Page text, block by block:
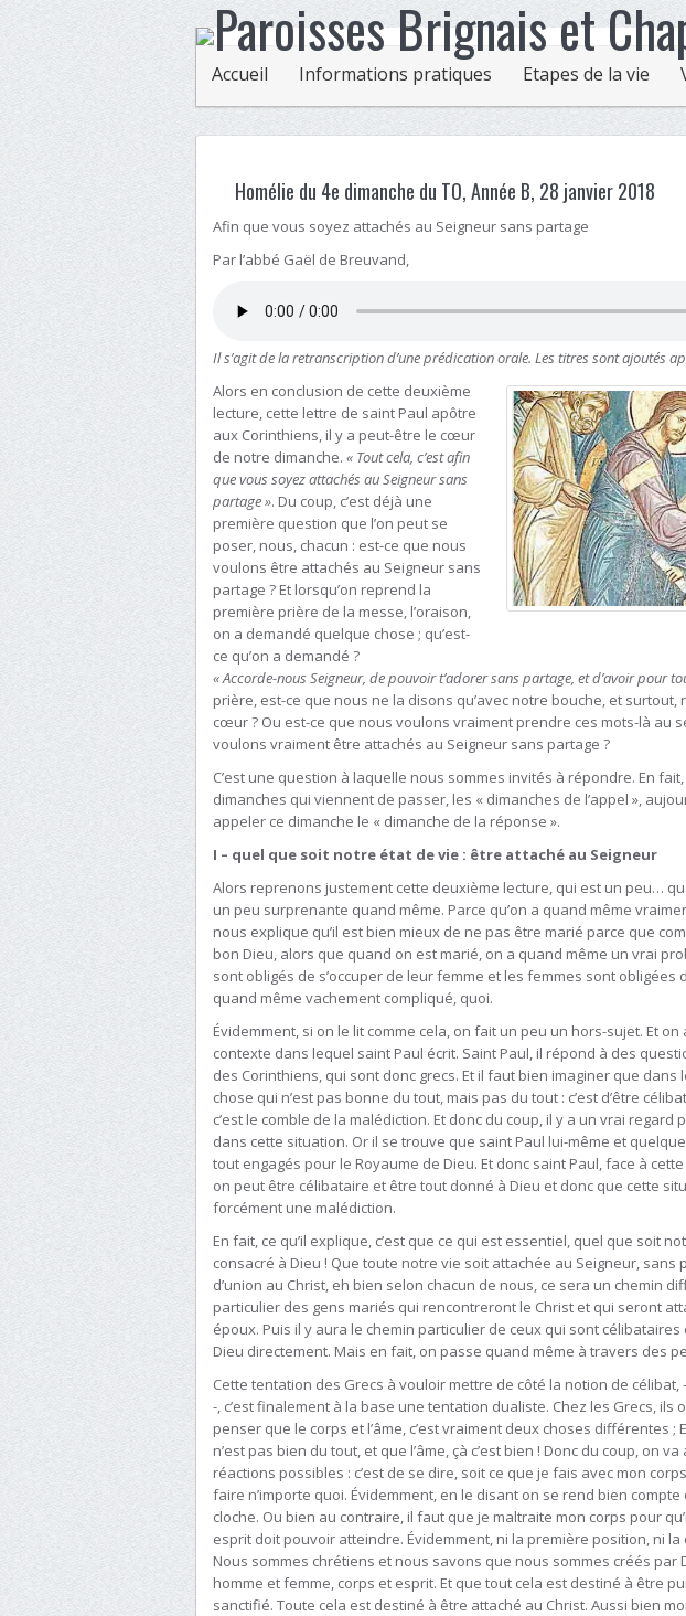
Accueil Informations pratiques Etapes de la vie
Homélie du 4e dimanche du TO, Année B, 28 janvier 2018
Afin que vous soyez attachés au Seigneur sans partage
Par l’abbé Gaël de Breuvand,
Il s’agit de la retranscription d’une prédication orale. Les titres sont ajoutés
Alors en conclusion de cette deuxième
lecture, cette lettre de saint Paul apôtre
aux Corinthiens, il y a peut-être le cœur
de notre dimanche. « Tout cela, c’est afin
que vous soyez attachés au Seigneur sans
partage ». Du coup, c’est déjà une
première question que l’on peut se
poser, nous, chacun : est-ce que nous
voulons être attachés au Seigneur sans
partage ? Et lorsqu’on reprend la
première prière de la messe, l’oraison,
on a demandé quelque chose ; qu’est-
ce qu’on a demandé ?
« Accorde-nous Seigneur, de pouvoir t’adorer sans partage, et d’avoir pour
prière, est-ce que nous ne la disons qu’avec notre bouche, et surtout,
cœur ? Ou est-ce que nous voulons vraiment prendre ces mots-là au
voulons vraiment être attachés au Seigneur sans partage ?
C’est une question à laquelle nous sommes invités à répondre. En
dimanches qui viennent de passer, les « dimanches de l’appel »,
appeler ce dimanche le « dimanche de la réponse ».
I – quel que soit notre état de vie : être attaché au Seigneur
Alors reprenons justement cette deuxième lecture, qui est un peu…
un peu surprenante quand même. Parce qu’on a quand même
nous explique qu’il est bien mieux de ne pas être marié parce que
bon Dieu, alors que quand on est marié, on a quand même un vrai
sont obligés de s’occuper de leur femme et les femmes sont obligées
quand même vachement compliqué, quoi.
Évidemment, si on le lit comme cela, on fait un peu un hors-sujet. Et
contexte dans lequel saint Paul écrit. Saint Paul, il répond à des
des Corinthiens, qui sont donc grecs. Et il faut bien imaginer que
chose qui n’est pas bonne du tout, mais pas du tout : c’est d’être
c’est le comble de la malédiction. Et donc du coup, il y a un vrai
dans cette situation. Or il se trouve que saint Paul lui-même et
tout engagés pour le Royaume de Dieu. Et donc saint Paul, face à
on peut être célibataire et être tout donné à Dieu et donc que cette
forcément une malédiction.
En fait, ce qu’il explique, c’est que ce qui est essentiel, quel que soit
consacré à Dieu ! Que toute notre vie soit attachée au Seigneur, sans
d’union au Christ, eh bien selon chacun de nous, ce sera un chemin
particulier des gens mariés qui rencontreront le Christ et qui seront
époux. Puis il y aura le chemin particulier de ceux qui sont
Dieu directement. Mais en fait, on passe quand même à travers des
Cette tentation des Grecs à vouloir mettre de côté la notion de
-, c’est finalement à la base une tentation dualiste. Chez les Grecs, ils
penser que le corps et l’âme, c’est vraiment deux choses différentes ;
n’est pas bien du tout, et que l’âme, çà c’est bien ! Donc du coup, on
réactions possibles : c’est de se dire, soit ce que je fais avec mon
faire n’importe quoi. Évidemment, en le disant on se rend bien compte
cloche. Ou bien au contraire, il faut que je maltraite mon corps pour
esprit doit pouvoir atteindre. Évidemment, ni la première position, ni
Nous sommes chrétiens et nous savons que nous sommes créés par
homme et femme, corps et esprit. Et que tout cela est destiné à être
sanctifié. Toute cela est destiné à être attaché au Christ. Aussi bien